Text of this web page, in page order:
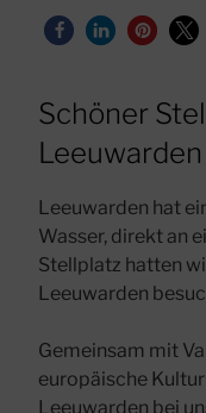
Schöner
Leeuwarden
Leeuwarden hat
Wasser, direkt an
Stellplatz hatten
Leeuwarden
Gemeinsam mit
europäische
Leeuwarden bei